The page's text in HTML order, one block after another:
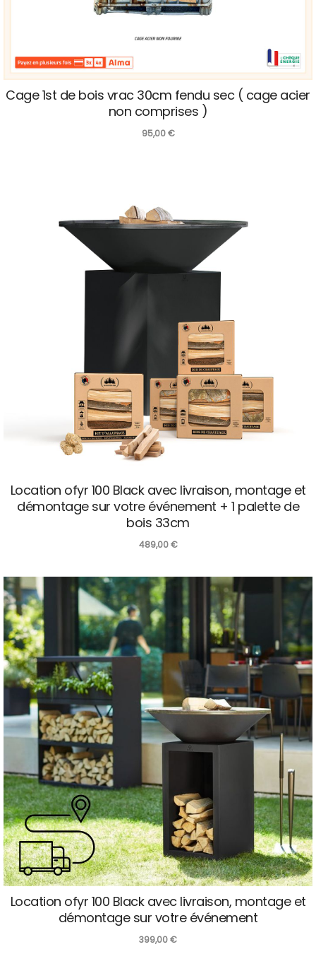
Cage 1st de bois vrac 30cm fendu sec ( cage acier
non comprises )
95,00€
Location ofyr 100 Black avec livraison, montage et
démontage sur votre événement + 1 palette de
bois 33cm
489,00€
Location ofyr 100 Black avec livraison, montage et
démontage sur votre événement
399,00€